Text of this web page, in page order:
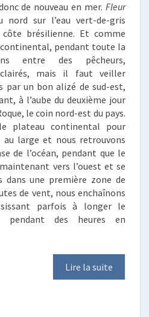
de nouveau en mer. Fleur
nord sur l’eau vert-de-gris
brésilienne. Et comme
pendant toute la
entre des pêcheurs,
mais il faut veiller
par un bon alizé de sud-est,
à l’aube du deuxième jour
le coin nord-est du pays.
plateau continental pour
au large et nous retrouvons
de l’océan, pendant que le
vers l’ouest et se
dans une première zone de
de vent, nous enchaînons
parfois à longer le
pendant des heures en
Lire la suite